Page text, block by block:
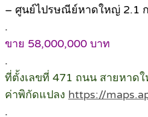
– ศูนย์ไปรษณีย์หาดใหญ่ 2.1
.
ขาย 58,000,000 บาท
.
ที่ตั้งเลขที่ 471 ถนน สายหาด
ค่าพิกัดแปลง https://
.